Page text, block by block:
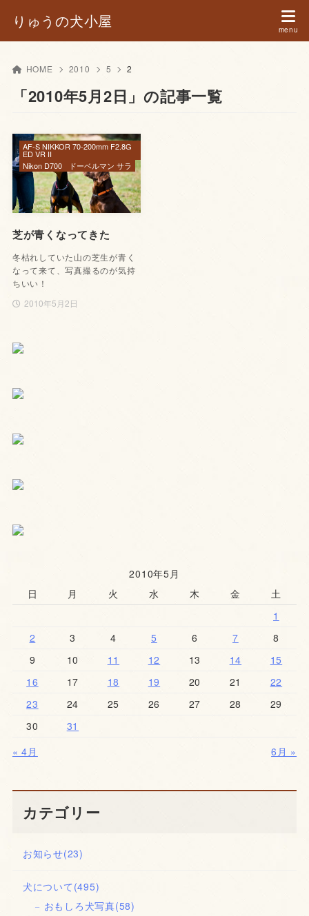
りゅうの犬小屋
HOME 2010 5 2
「2010年5月2日」の記事一覧
芝が青くなってきた
冬枯れしていた山の芝生が青く
なって来て、写真撮るのが気持
ちいい！
2010年5月2日
AF-S NIKKOR 70-200mm F2.8G
ED VR II
Nikon D700
ドーベルマン サラ
2010年5月
日
月 火 水 木 金
土
1
2
3 4 5 6 7
8
9
10 11 12 13 14
15
16
17 18 19 20 21
22
23
24 25 26 27 28
29
30
31
« 4月
6月 »
カテゴリー
お知らせ(23)
犬について (495)
おもしろ犬写真(58)